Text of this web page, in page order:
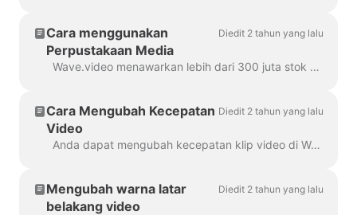
Cara menggunakan
Perpustakaan Media
Diedit 2 tahun yang lalu
Wave.video menawarkan lebih dari 300 juta stok klip video dan gambar, tetapi ada juga sejumlah fitur yang telah digunakan oleh pengguna dan staf kami untuk...
Cara Mengubah Kecepatan
Video
Diedit 2 tahun yang lalu
Anda dapat mengubah kecepatan klip video di Wave.video. Untuk melakukannya, buka langkah Edit dan pilih kecepatan yang Anda inginkan. Secara default, kecepatan video adalah ...
Mengubah warna latar
belakang video
Diedit 2 tahun yang lalu